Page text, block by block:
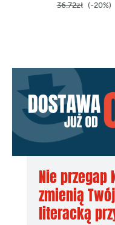
36.72zł (-20%)
Nie
zmienią
literacką